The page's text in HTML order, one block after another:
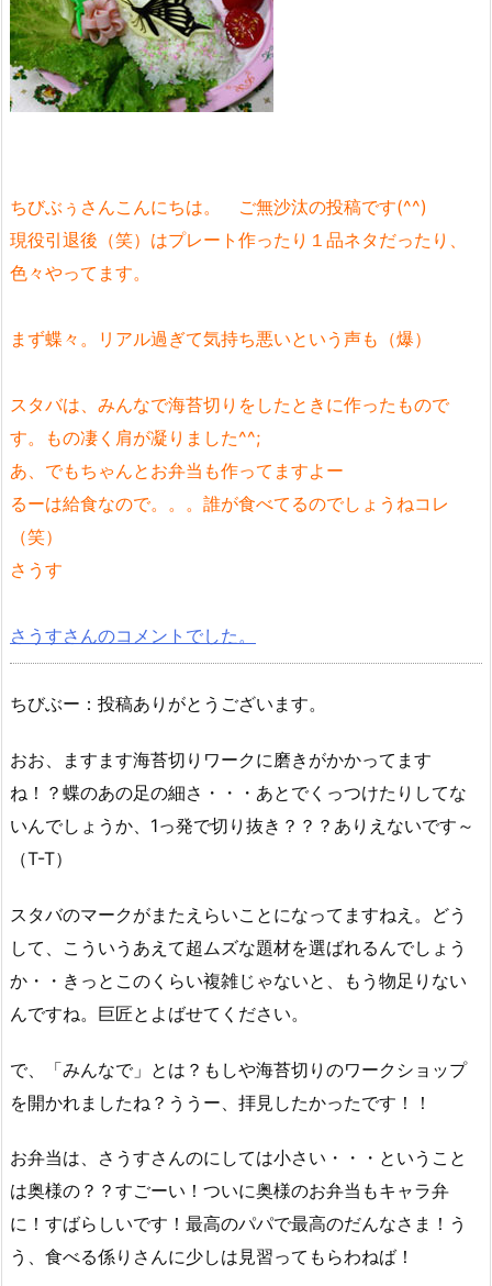
ちびぶぅさんこんにちは。 ご無沙汰の投稿です(^^)
現役引退後（笑）はプレート作ったり１品ネタだったり、
色々やってます。
まず蝶々。リアル過ぎて気持ち悪いという声も（爆）
スタバは、みんなで海苔切りをしたときに作ったもので
す。もの凄く肩が凝りました^^;
あ、でもちゃんとお弁当も作ってますよー
るーは給食なので。。。誰が食べてるのでしょうねコレ
（笑）
さうす
さうすさんのコメントでした。
ちびぶー：投稿ありがとうございます。
おお、ますます海苔切りワークに磨きがかかってます
ね！？蝶のあの足の細さ・・・あとでくっつけたりしてな
いんでしょうか、1っ発で切り抜き？？？ありえないです～
（T-T）
スタバのマークがまたえらいことになってますねえ。どう
して、こういうあえて超ムズな題材を選ばれるんでしょう
か・・きっとこのくらい複雑じゃないと、もう物足りない
んですね。巨匠とよばせてください。
で、「みんなで」とは？もしや海苔切りのワークショップ
を開かれましたね？ううー、拝見したかったです！！
お弁当は、さうすさんのにしては小さい・・・ということ
は奥様の？？すごーい！ついに奥様のお弁当もキャラ弁
に！すばらしいです！最高のパパで最高のだんなさま！う
う、食べる係りさんに少しは見習ってもらわねば！